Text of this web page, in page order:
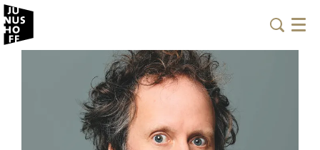
Menu